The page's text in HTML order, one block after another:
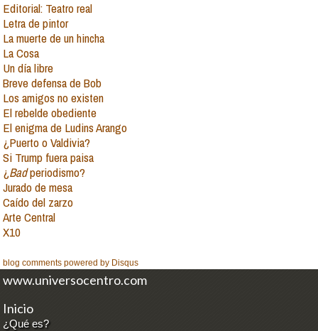
Editorial: Teatro real
Letra de pintor
La muerte de un hincha
La Cosa
Un día libre
Breve defensa de Bob
Los amigos no existen
El rebelde obediente
El enigma de Ludins Arango
¿Puerto o Valdivia?
Si Trump fuera paisa
¿Badperiodismo?
Jurado de mesa
Caído del zarzo
Arte Central
X10
blog comments powered by Disqus
www.universocentro.com
Inicio
¿Qué es?